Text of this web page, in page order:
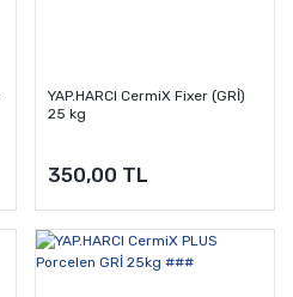
YAP.HARCI CermiX Fixer (GRİ)
25 kg
350,00 TL